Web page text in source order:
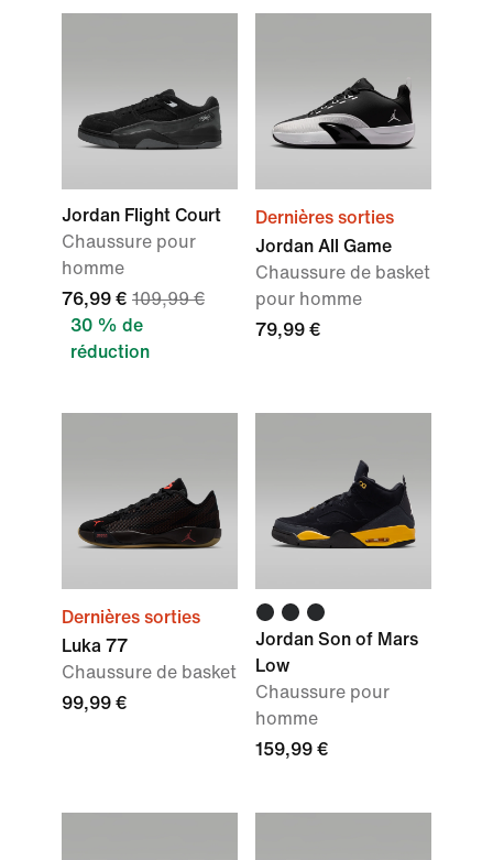
Jordan Flight Court
Chaussure pour
homme
76,99 € 109,99 €
30 % de
réduction
Dernières sorties
Jordan All Game
Chaussure de basket
pour homme
79,99 €
Dernières sorties
Luka 77
Chaussure de basket
99,99 €
Jordan Son of Mars
Low
Chaussure pour
homme
159,99 €